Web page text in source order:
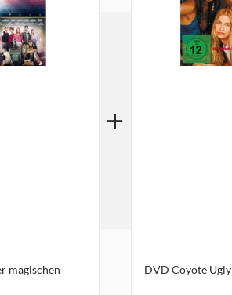
magischen
DVD Coyote Ugly